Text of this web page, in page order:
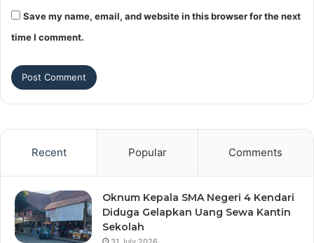
Save my name, email, and website in this browser for the next
time I comment.
Recent Popular Comments
Oknum Kepala SMA Negeri 4 Kendari
Diduga Gelapkan Uang Sewa Kantin
Sekolah